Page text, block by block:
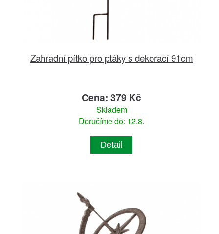
Zahradní pítko pro ptáky s dekorací 91cm
Cena: 379 Kč
Skladem
Doručíme do: 12.8.
Detail